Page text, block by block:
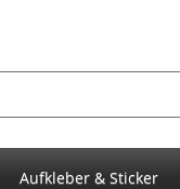
Aufkleber & Sticker